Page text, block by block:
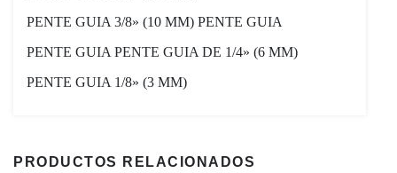
PENTE GUIA 3/8» (10 MM) PENTE GUIA
PENTE GUIA PENTE GUIA DE 1/4» (6 MM)
PENTE GUIA 1/8» (3 MM)
PRODUCTOS RELACIONADOS